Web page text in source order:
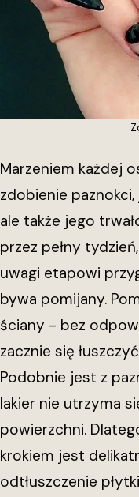
Marzeniem każdej
zdobienie
ale także jego
przez pełny
uwagi etapowi
bywa pomijany.
ściany - bez
zacznie się
Podobnie jest z
lakier nie utrzyma
powierzchni.
krokiem jest
odtłuszczenie